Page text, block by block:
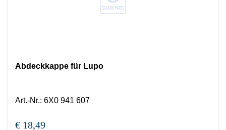
Abdeckkappe für Lupo
Art.-Nr.: 6X0 941 607
€ 18,49